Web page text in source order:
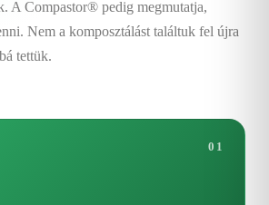
A Compastor® pedig megmutatja,
Nem a komposztálást találtuk fel újra
tettük.
01